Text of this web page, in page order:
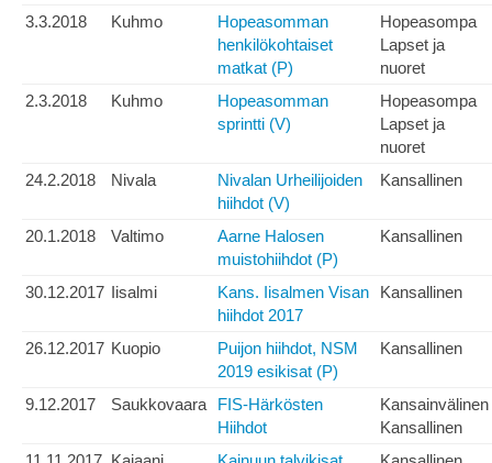
3.3.2018
Kuhmo
Hopeasomman
henkilökohtaiset
matkat (P)
Hopeasompa
Lapset ja
nuoret
2.3.2018
Kuhmo
Hopeasomman
sprintti (V)
Hopeasompa
Lapset ja
nuoret
24.2.2018
Nivala
Nivalan Urheilijoiden
hiihdot (V)
Kansallinen
20.1.2018 Valtimo
Aarne Halosen
muistohiihdot (P)
Kansallinen
30.12.2017 Iisalmi
Kans. Iisalmen Visan
hiihdot 2017
Kansallinen
26.12.2017 Kuopio
Puijon hiihdot, NSM
2019 esikisat (P)
Kansallinen
9.12.2017 Saukkovaara
FIS-Härkösten
Hiihdot
Kansainvälinen
Kansallinen